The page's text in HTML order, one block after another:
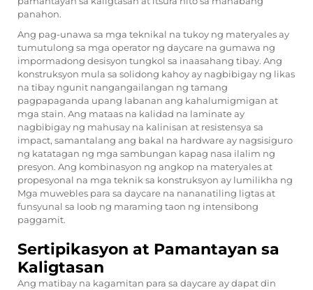
panahon.
Ang pag-unawa sa mga teknikal na tukoy ng materyales ay
tumutulong sa mga operator ng daycare na gumawa ng
impormadong desisyon tungkol sa inaasahang tibay. Ang
konstruksyon mula sa solidong kahoy ay nagbibigay ng likas
na tibay ngunit nangangailangan ng tamang
pagpapaganda upang labanan ang kahalumigmigan at
mga stain. Ang mataas na kalidad na laminate ay
nagbibigay ng mahusay na kalinisan at resistensya sa
impact, samantalang ang bakal na hardware ay nagsisiguro
ng katatagan ng mga sambungan kapag nasa ilalim ng
presyon. Ang kombinasyon ng angkop na materyales at
propesyonal na mga teknik sa konstruksyon ay lumilikha ng
Mga muwebles para sa daycare na nananatiling ligtas at
funsyunal sa loob ng maraming taon ng intensibong
paggamit.
Sertipikasyon at Pamantayan sa
Kaligtasan
Ang matibay na kagamitan para sa daycare ay dapat din